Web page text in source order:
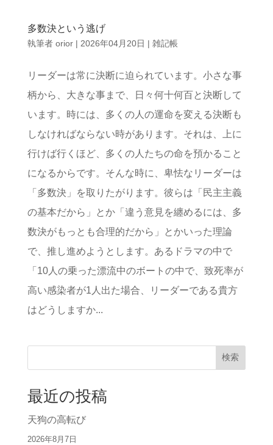
多数決という逃げ
執筆者 orior| 2026年04月20日 | 雑記帳
リーダーは常に決断に迫られています。小さな事
柄から、大きな事まで、日々何十何百と決断して
います。時には、多くの人の運命を変える決断も
しなければならない時があります。それは、上に
行けば行くほど、多くの人たちの命を預かること
になるからです。そんな時に、卑怯なリーダーは
「多数決」を取りたがります。彼らは「民主主義
の基本だから」とか「違う意見を纏めるには、多
数決がもっとも合理的だから」とかいった理論
で、推し進めようとします。あるドラマの中で
「10人の乗った漂流中のボートの中で、致死率が
高い感染者が1人出た場合、リーダーである貴方
はどうしますか...
検索
最近の投稿
天狗の高転び
2026年8月7日